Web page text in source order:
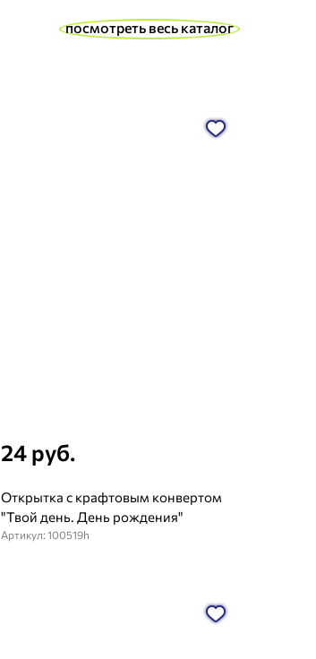
посмотреть весь каталог
24 руб.
Открытка с крафтовым конвертом
"Твой день. День рождения"
Артикул: 100519h